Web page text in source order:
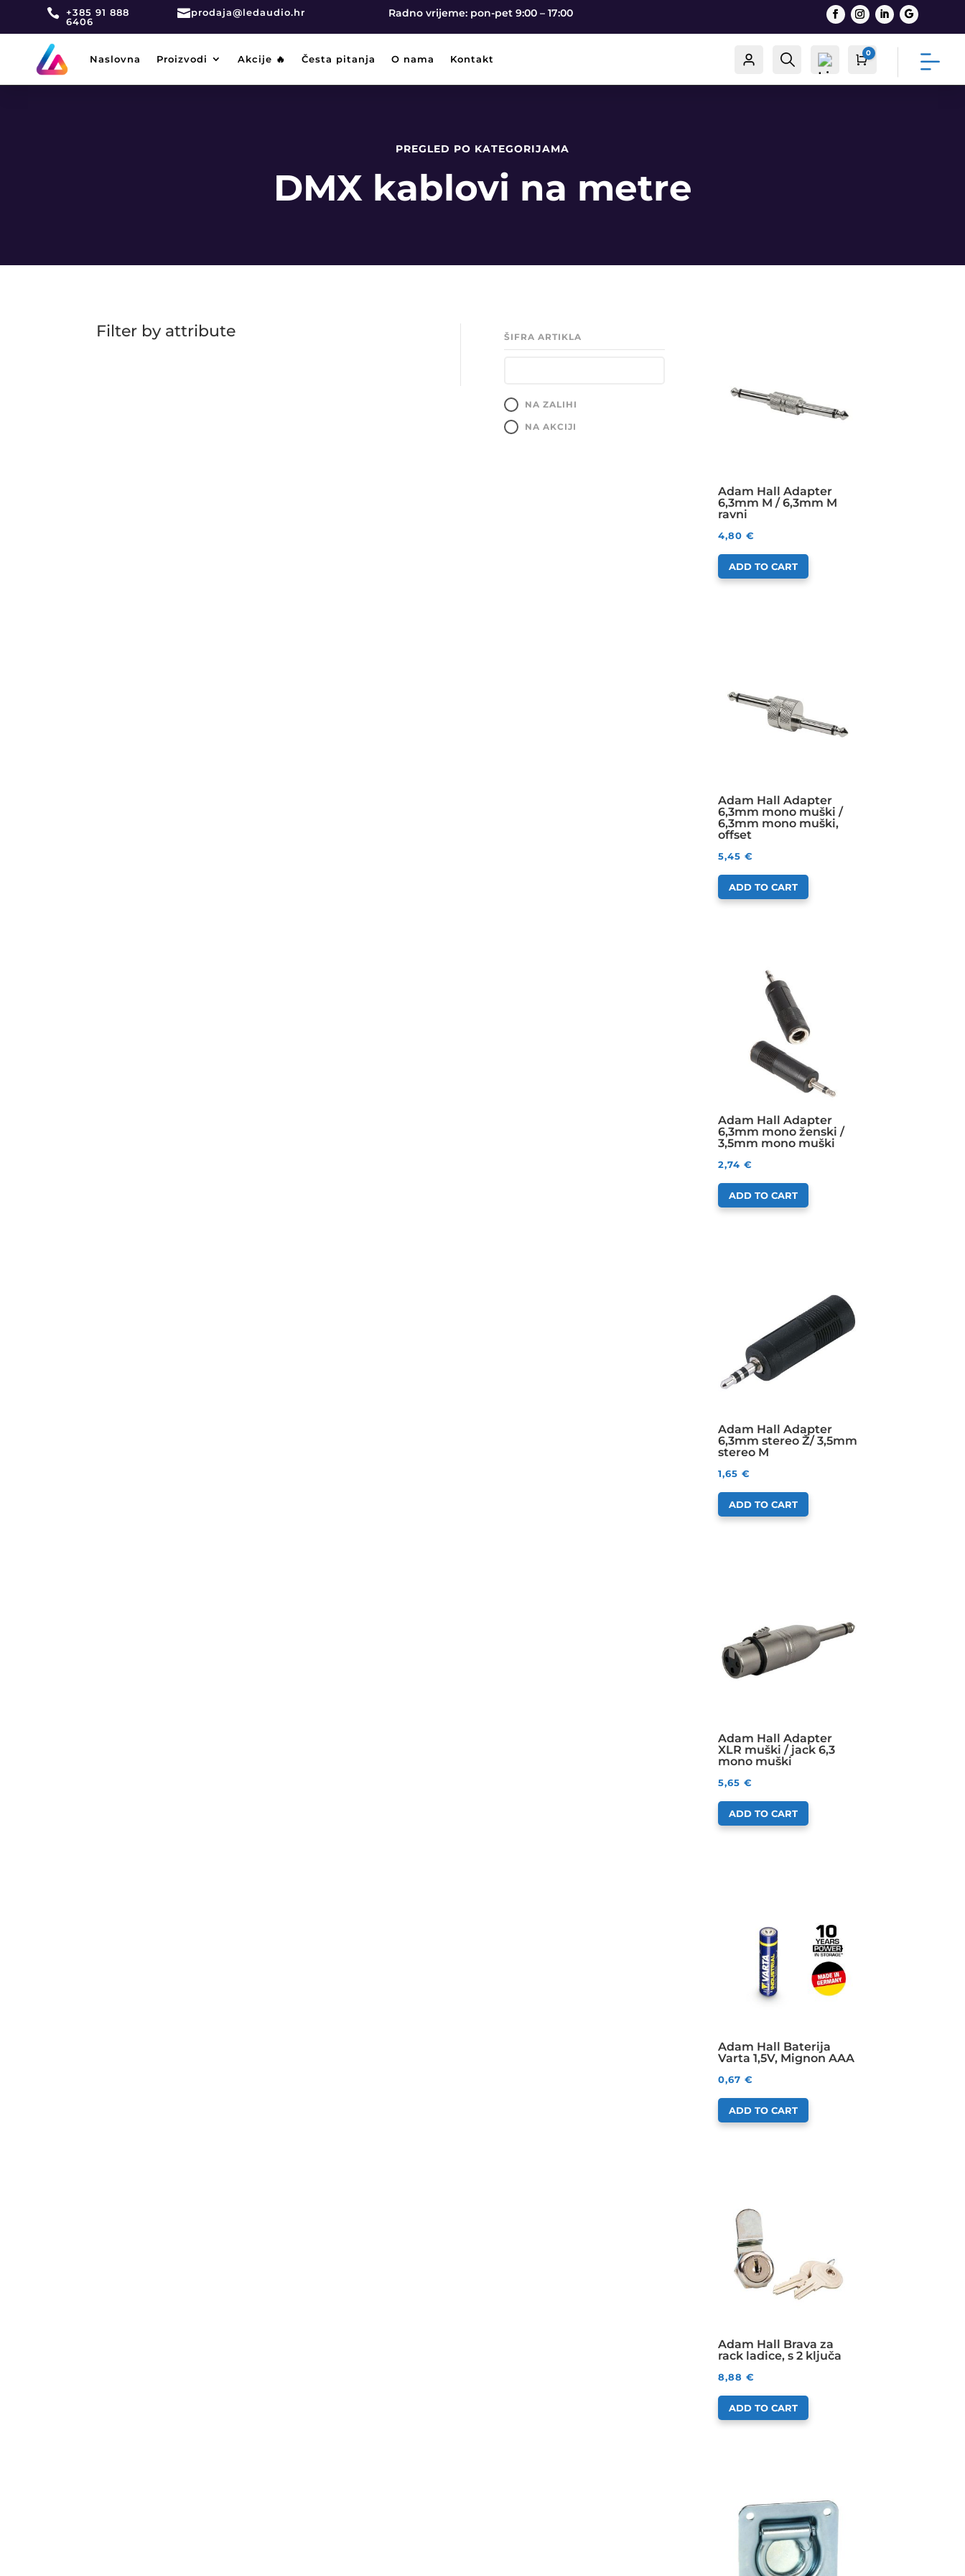
 +385 91 888
6406
prodaja@ledaudio.hr Radno vrijeme: pon-pet 9:00 – 17:00
Naslovna Proizvodi Akcije 🔥 Česta pitanja O nama Kontakt Račun Traži Cart
0
€
PREGLED PO KATEGORIJAMA
DMX kablovi na metre
Filter by attribute ŠIFRA ARTIKLA
NA ZALIHI
NA AKCIJI
Adam Hall Adapter
6,3mm M / 6,3mm M
ravni
4,80€
ADD TO CART
Adam Hall Adapter
6,3mm mono muški /
6,3mm mono muški,
offset
5,45€
ADD TO CART
Adam Hall Adapter
6,3mm mono ženski /
3,5mm mono muški
2,74€
ADD TO CART
Adam Hall Adapter
6,3mm stereo Ž/ 3,5mm
stereo M
1,65€
ADD TO CART
Adam Hall Adapter
XLR muški / jack 6,3
mono muški
5,65€
ADD TO CART
Adam Hall Baterija
Varta 1,5V, Mignon AAA
0,67€
ADD TO CART
Adam Hall Brava za
rack ladice, s 2 ključa
8,88€
ADD TO CART